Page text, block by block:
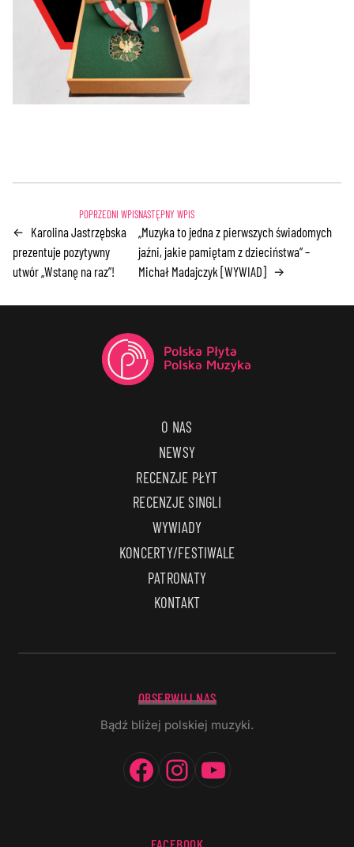
← Karolina Jastrzębska
prezentuje pozytywny
utwór „Wstanę na raz”!
„Muzyka to jedna z pierwszych świadomych
jaźni, jakie pamiętam z dzieciństwa” –
Michał Madajczyk [WYWIAD] →
O NAS
NEWSY
RECENZJE PŁYT
RECENZJE SINGLI
WYWIADY
KONCERTY/FESTIWALE
PATRONATY
KONTAKT
OBSERWUJ NAS
Bądź bliżej polskiej muzyki.
Facebook
Instagram